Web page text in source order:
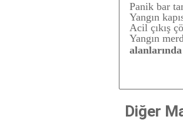
Panik bar
Yangın
Acil çıkış
Yangın
Diğer